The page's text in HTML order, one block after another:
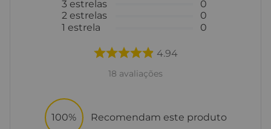
3 estrelas
2 estrelas
1 estrela
0
0
0
4.94
18 avaliações
100% Recomendam este produto